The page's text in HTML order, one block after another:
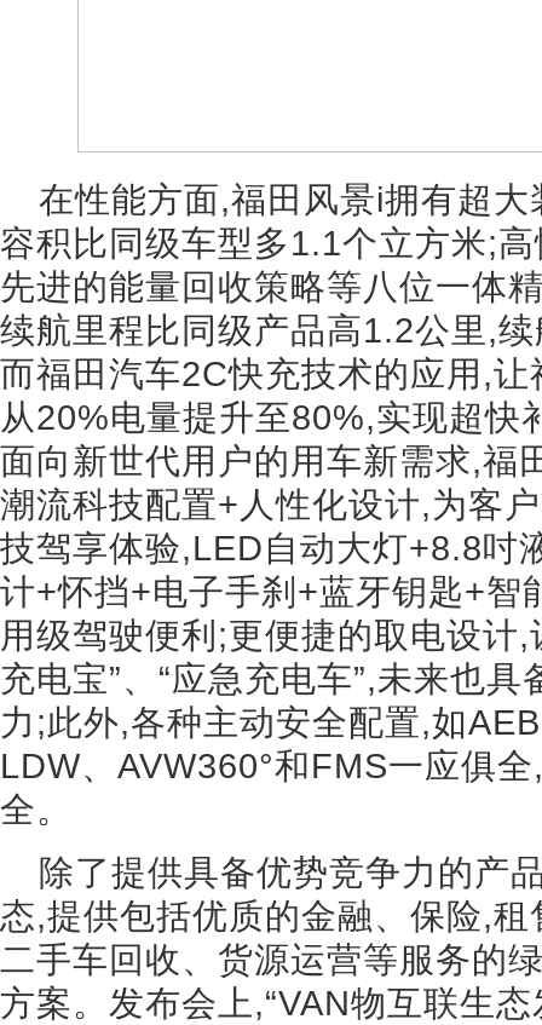
在性能方面,福田风景i拥有超
容积比同级车型多1.1个立方米;
先进的能量回收策略等八位一体
续航里程比同级产品高1.2公里,
而福田汽车2C快充技术的应用,
从20%电量提升至80%,实现超快
面向新世代用户的用车新需求,福
潮流科技配置+人性化设计,为客
技驾享体验,LED自动大灯+8.8吋
计+怀挡+电子手刹+蓝牙钥匙+智
用级驾驶便利;更便捷的取电设计
充电宝”、“应急充电车”,未来也
力;此外,各种主动安全配置,如
LDW、AVW360°和FMS一应俱
全。
除了提供具备优势竞争力的产
态,提供包括优质的金融、保险,
二手车回收、货源运营等服务的
方案。发布会上,“VAN物互联生